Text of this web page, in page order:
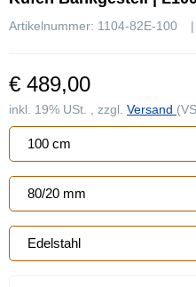
Artikelnummer: 1104-82E-100
€ 489,00
inkl. 19% USt. , zzgl. Versand
100 cm
80/20 mm
Edelstahl